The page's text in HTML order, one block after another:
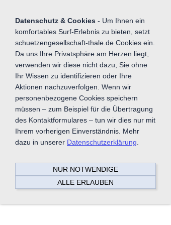
Website, die für mobile Geräte optimiert wurde.
Zur Desktop-Version
Hinweis nicht mehr anzeigen
Navigation einblenden
Suchen
Datenschutz & Cookies - Um Ihnen ein
komfortables Surf-Erlebnis zu bieten, setzt
schuetzengesellschaft-thale.de Cookies ein.
Da uns Ihre Privatsphäre am Herzen liegt,
verwenden wir diese nicht dazu, Sie ohne
Ihr Wissen zu identifizieren oder Ihre
Aktionen nachzuverfolgen. Wenn wir
personenbezogene Cookies speichern
müssen – zum Beispiel für die Übertragung
des Kontaktformulares – tun wir dies nur mit
Ihrem vorherigen Einverständnis. Mehr
dazu in unserer Datenschutzerklärung
NUR NOTWENDIGE
ALLE ERLAUBEN